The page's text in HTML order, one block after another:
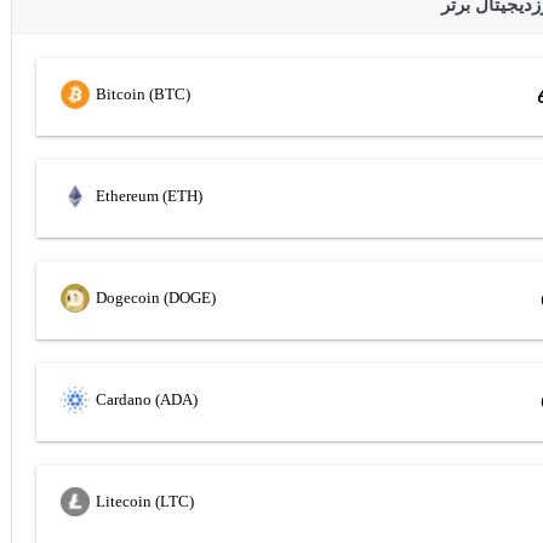
Bitcoin (BTC)
Ethereum (ETH)
Dogecoin (DOGE)
Cardano (ADA)
Litecoin (LTC)